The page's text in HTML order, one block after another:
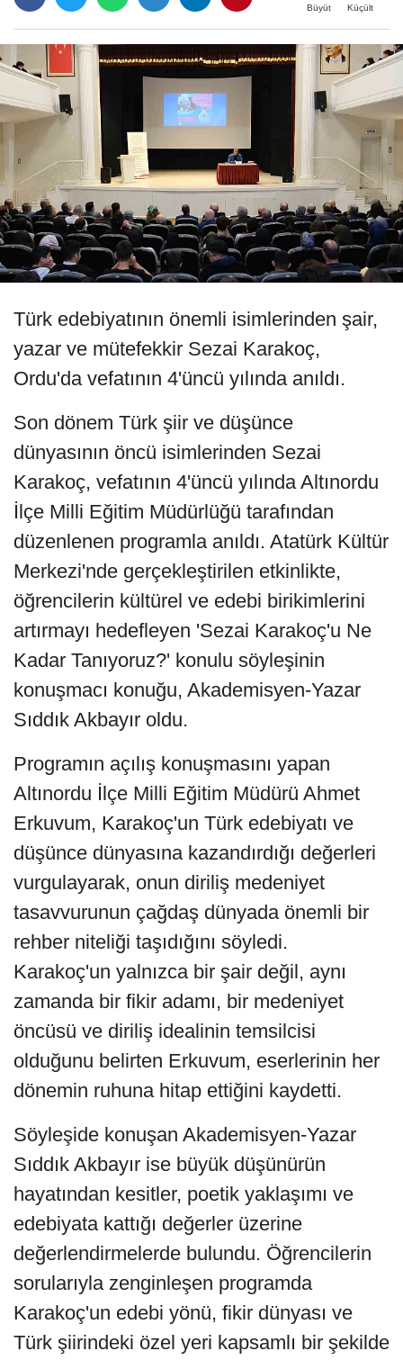
Büyüt Küçült
Türk edebiyatının önemli isimlerinden şair,
yazar ve mütefekkir Sezai Karakoç,
Ordu'da vefatının 4'üncü yılında anıldı.
Son dönem Türk şiir ve düşünce
dünyasının öncü isimlerinden Sezai
Karakoç, vefatının 4'üncü yılında Altınordu
İlçe Milli Eğitim Müdürlüğü tarafından
düzenlenen programla anıldı. Atatürk Kültür
Merkezi'nde gerçekleştirilen etkinlikte,
öğrencilerin kültürel ve edebi birikimlerini
artırmayı hedefleyen 'Sezai Karakoç'u Ne
Kadar Tanıyoruz?' konulu söyleşinin
konuşmacı konuğu, Akademisyen-Yazar
Sıddık Akbayır oldu.
Programın açılış konuşmasını yapan
Altınordu İlçe Milli Eğitim Müdürü Ahmet
Erkuvum, Karakoç'un Türk edebiyatı ve
düşünce dünyasına kazandırdığı değerleri
vurgulayarak, onun diriliş medeniyet
tasavvurunun çağdaş dünyada önemli bir
rehber niteliği taşıdığını söyledi.
Karakoç'un yalnızca bir şair değil, aynı
zamanda bir fikir adamı, bir medeniyet
öncüsü ve diriliş idealinin temsilcisi
olduğunu belirten Erkuvum, eserlerinin her
dönemin ruhuna hitap ettiğini kaydetti.
Söyleşide konuşan Akademisyen-Yazar
Sıddık Akbayır ise büyük düşünürün
hayatından kesitler, poetik yaklaşımı ve
edebiyata kattığı değerler üzerine
değerlendirmelerde bulundu. Öğrencilerin
sorularıyla zenginleşen programda
Karakoç'un edebi yönü, fikir dünyası ve
Türk şiirindeki özel yeri kapsamlı bir şekilde